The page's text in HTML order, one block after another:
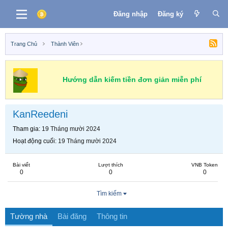
Đăng nhập Đăng ký
Trang Chủ Thành Viên
Hướng dẫn kiếm tiền đơn giản miễn phí
KanReedeni
Tham gia 19 Tháng mười 2024
Hoạt động cuối 19 Tháng mười 2024
Bài viết
0
Lượt thích
0
VNB Token
0
Tìm kiếm
Tường nhà Bài đăng Thông tin